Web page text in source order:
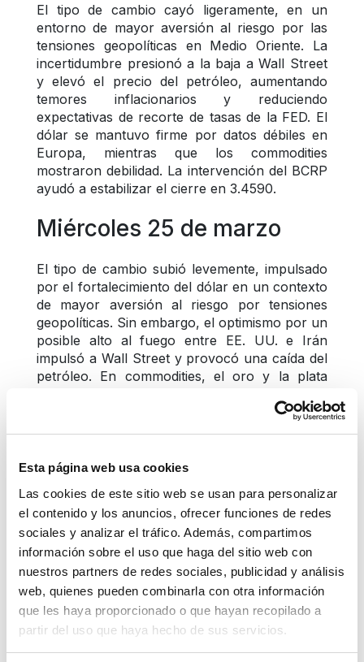
Esta página web usa cookies
Las cookies de este sitio web se usan para personalizar
el contenido y los anuncios, ofrecer funciones de redes
sociales y analizar el tráfico. Además, compartimos
información sobre el uso que haga del sitio web con
nuestros partners de redes sociales, publicidad y análisis
web, quienes pueden combinarla con otra información
que les haya proporcionado o que hayan recopilado a
partir del uso que haya hecho de sus servicios.
El tipo de cambio cayó ligeramente, en un
entorno de mayor aversión al riesgo por las
tensiones geopolíticas en Medio Oriente. La
incertidumbre presionó a la baja a Wall Street
y elevó el precio del petróleo, aumentando
temores inflacionarios y reduciendo
expectativas de recorte de tasas de la FED. El
dólar se mantuvo firme por datos débiles en
Europa, mientras que los commodities
mostraron debilidad. La intervención del BCRP
ayudó a estabilizar el cierre en 3.4590.
Miércoles 25 de marzo
El tipo de cambio subió levemente, impulsado
por el fortalecimiento del dólar en un contexto
de mayor aversión al riesgo por tensiones
geopolíticas. Sin embargo, el optimismo por un
posible alto al fuego entre EE. UU. e Irán
impulsó a Wall Street y provocó una caída del
petróleo. En commodities, el oro y la plata
La intervención del BCRP ayudó a contener el
Jueves 26 de marzo
El tipo de cambio continuó al alza, impulsado
por la aversión al riesgo que fortaleció al dólar
como refugio. Las tensiones geopolíticas
golpearon a Wall Street, elevaron el precio del
petróleo y reavivaron temores de inflación y
menor crecimiento. En este contexto, subieron
el oro y la plata, mientras el cobre cayó. La
alta demanda de dólares llevó al BCRP a
intervenir, cerrando en 3.4850.